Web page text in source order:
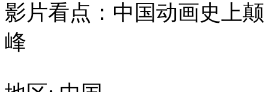
影片看点：中国动画史上颠
峰